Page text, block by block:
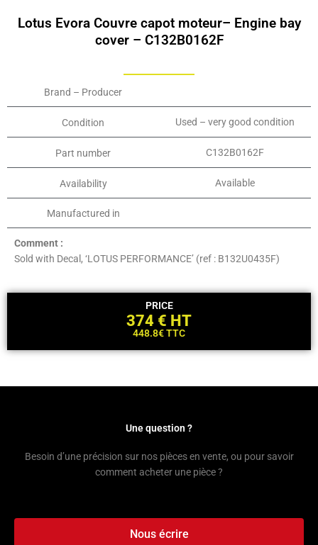
Lotus Evora Couvre capot moteur– Engine bay
cover – C132B0162F
Brand – Producer
Condition Used – very good condition
Part number C132B0162F
Availability Available
Manufactured in
Comment :
Sold with Decal, ‘LOTUS PERFORMANCE’ (ref : B132U0435F)
PRICE
374 € HT
448.8€ TTC
Une question ?
Besoin d’une précision sur nos pièces en vente, ou pour savoir
comment acheter une pièce ?
Nous écrire